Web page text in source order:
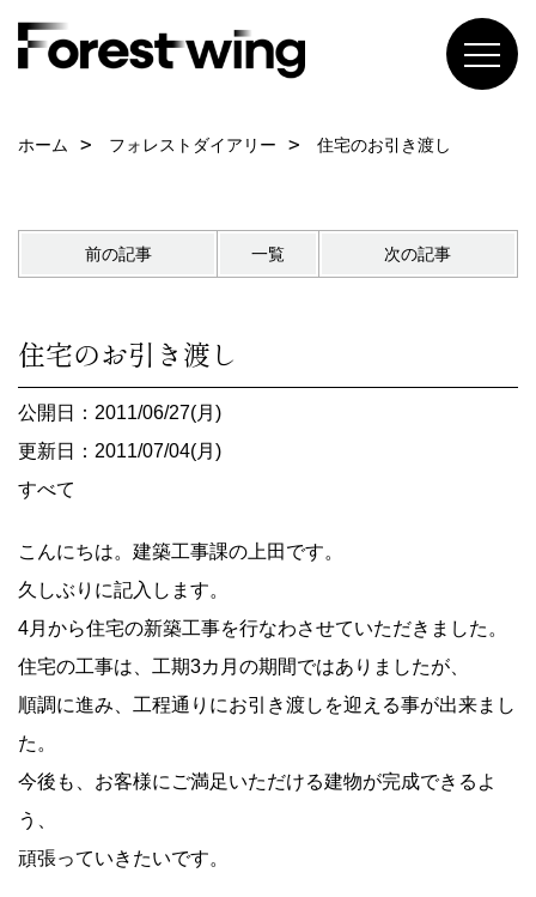
ホーム フォレストダイアリー 住宅のお引き渡し
前の記事 一覧 次の記事
住宅のお引き渡し
公開日：2011/06/27(月)
更新日：2011/07/04(月)
すべて
こんにちは。建築工事課の上田です。
久しぶりに記入します。
4月から住宅の新築工事を行なわさせていただきました。
住宅の工事は、工期3カ月の期間ではありましたが、
順調に進み、工程通りにお引き渡しを迎える事が出来まし
た。
今後も、お客様にご満足いただける建物が完成できるよ
う、
頑張っていきたいです。